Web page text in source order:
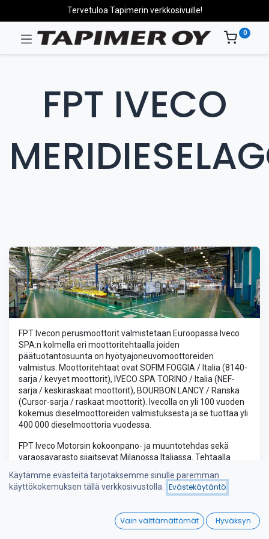
Wishlist
Tervetuloa Tapimerin verkkosivuille!
0
FPT IVECO
FPT Ivecon perusmoottorit valmistetaan Euroopassa Iveco
SPA:n kolmella eri moottoritehtaalla joiden
päätuotantosuunta on hyötyajoneuvomoottoreiden
valmistus. Moottoritehtaat ovat SOFIM FOGGIA / Italia (8140-
sarja / kevyet moottorit), IVECO SPA TORINO / Italia (NEF-
sarja / keskiraskaat moottorit), BOURBON LANCY / Ranska
(Cursor-sarja / raskaat moottorit). Ivecolla on yli 100 vuoden
kokemus dieselmoottoreiden valmistuksesta ja se tuottaa yli
400 000 dieselmoottoria vuodessa.
FPT Iveco Motorsin kokoonpano- ja muuntotehdas sekä
varaosavarasto sijaitsevat Milanossa Italiassa. Tehtaalla
meridieselmoottoreita ja -aggregaatteja,
teollisuusdieselmoottorisovelluksia eri käyttöihin ja
Käytämme evästeitä tarjotaksemme sinulle paremman
käyttökokemuksen tällä verkkosivustolla.
Evästekäytäntö
Vain välttämättömät Hyväksyn